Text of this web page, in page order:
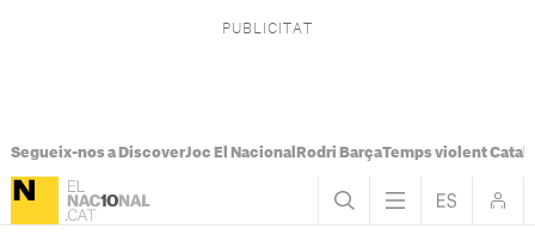
Segueix-nos a DiscoverJoc El Nacional Rodri BarçaTemps violent